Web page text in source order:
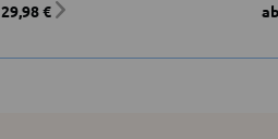
29,98 €